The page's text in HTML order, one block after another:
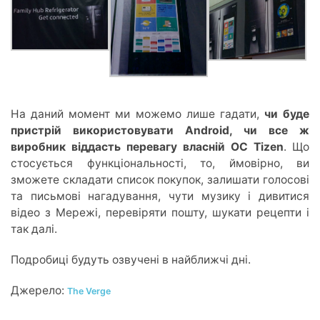
На даний момент ми можемо лише гадати, чи буде
пристрій використовувати Android, чи все ж
виробник віддасть перевагу власній ОС Tizen. Що
стосується функціональності, то, ймовірно, ви
зможете складати список покупок, залишати голосові
та письмові нагадування, чути музику і дивитися
відео з Мережі, перевіряти пошту, шукати рецепти і
так далі.
Подробиці будуть озвучені в найближчі дні.
Джерело: The Verge